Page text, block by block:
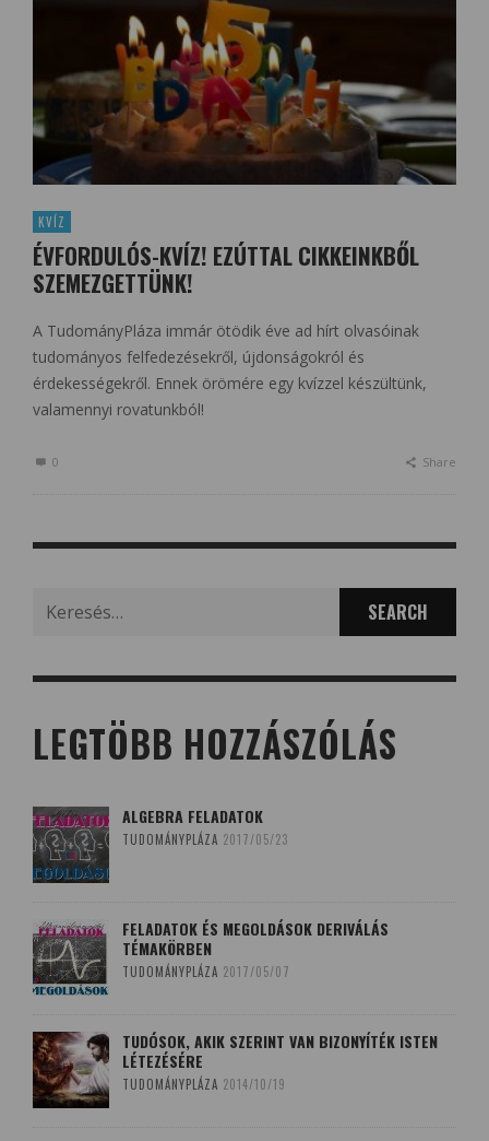
KVÍZ
ÉVFORDULÓS-KVÍZ! EZÚTTAL CIKKEINKBŐL
SZEMEZGETTÜNK!
A TudományPláza immár ötödik éve ad hírt olvasóinak
tudományos felfedezésekről, újdonságokról és
érdekességekről. Ennek örömére egy kvízzel készültünk,
valamennyi rovatunkból!
0 Share
LEGTÖBB HOZZÁSZÓLÁS
ALGEBRA FELADATOK
TUDOMÁNYPLÁZA 2017/05/23
FELADATOK ÉS MEGOLDÁSOK DERIVÁLÁS
TÉMAKÖRBEN
TUDOMÁNYPLÁZA 2017/05/07
TUDÓSOK, AKIK SZERINT VAN BIZONYÍTÉK ISTEN
LÉTEZÉSÉRE
TUDOMÁNYPLÁZA 2014/10/19